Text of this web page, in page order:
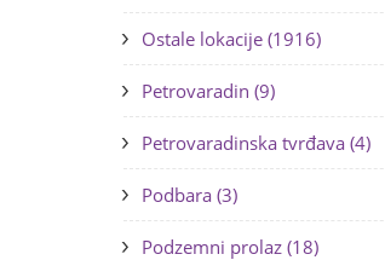
Ostale lokacije (1916)
Petrovaradin (9)
Petrovaradinska tvrđava (4)
Podbara (3)
Podzemni prolaz (18)